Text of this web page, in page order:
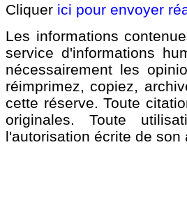
Cliquer ici pour envoyer
Les informations
service d'informations
nécessairement les
réimprimez, copiez,
cette réserve. Toute
originales. Toute
l'autorisation écrite de son